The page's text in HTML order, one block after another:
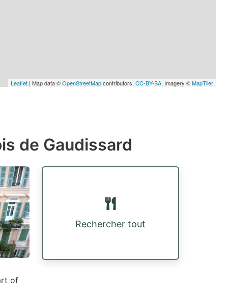
Leaflet | Map data ©OpenStreetMapcontributors, CC-BY-SA, Imagery ©MapTiler
de Gaudissard
of
Rechercher tout